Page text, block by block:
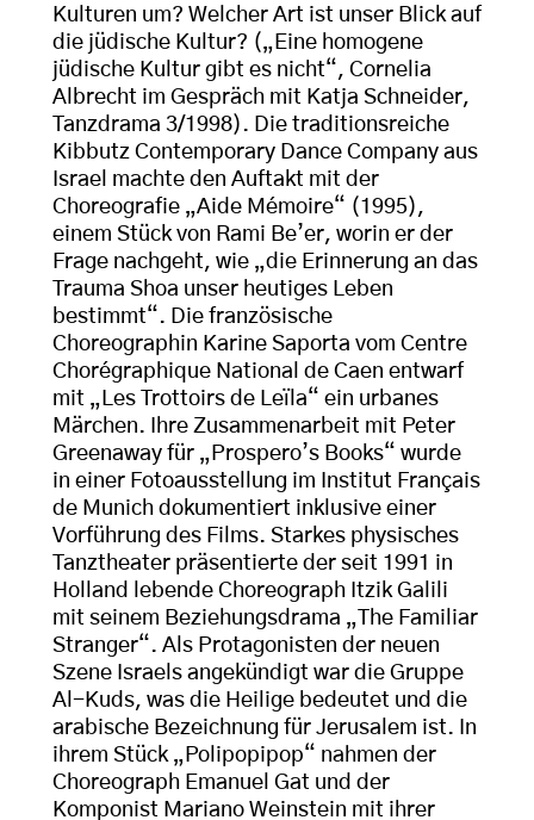
Kulturen um? Welcher Art ist unser Blick auf
die jüdische Kultur? („Eine homogene
jüdische Kultur gibt es nicht“, Cornelia
Albrecht im Gespräch mit Katja Schneider,
Tanzdrama 3/1998). Die traditionsreiche
Kibbutz Contemporary Dance Company aus
Israel machte den Auftakt mit der
Choreografie „Aide Mémoire“ (1995),
einem Stück von Rami Be’er, worin er der
Frage nachgeht, wie „die Erinnerung an das
Trauma Shoa unser heutiges Leben
bestimmt“. Die französische
Choreographin Karine Saporta vom Centre
Chorégraphique National de Caen entwarf
mit „Les Trottoirs de Leïla“ ein urbanes
Märchen. Ihre Zusammenarbeit mit Peter
Greenaway für „Prospero’s Books“ wurde
in einer Fotoausstellung im Institut Français
de Munich dokumentiert inklusive einer
Vorführung des Films. Starkes physisches
Tanztheater präsentierte der seit 1991 in
Holland lebende Choreograph Itzik Galili
mit seinem Beziehungsdrama „The Familiar
Stranger“. Als Protagonisten der neuen
Szene Israels angekündigt war die Gruppe
Al-Kuds, was die Heilige bedeutet und die
arabische Bezeichnung für Jerusalem ist. In
ihrem Stück „Polipopipop“ nahmen der
Choreograph Emanuel Gat und der
Komponist Mariano Weinstein mit ihrer